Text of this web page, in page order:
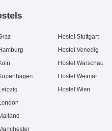
Hostel Stuttgart
Hostel Venedig
Hostel Warschau
Hostel Weimar
Hostel Wien